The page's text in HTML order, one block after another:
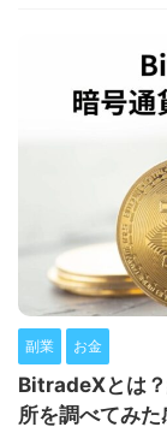
副業 お金
BitradeXとは？
所を調べてみた